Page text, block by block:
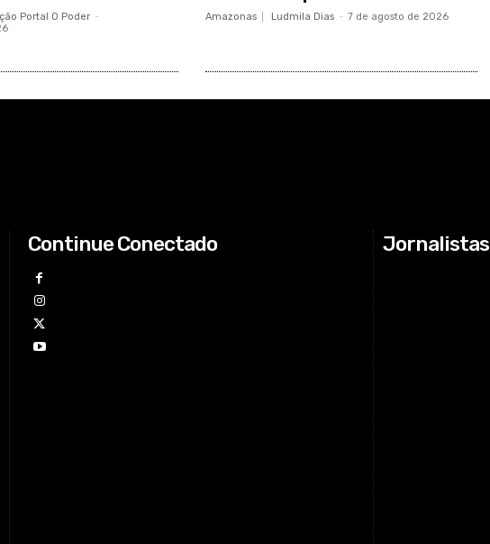
Portal O Poder -
Amazonas Ludmila Dias - 7 de agosto de 2026
Continue Conectado Jornalistas